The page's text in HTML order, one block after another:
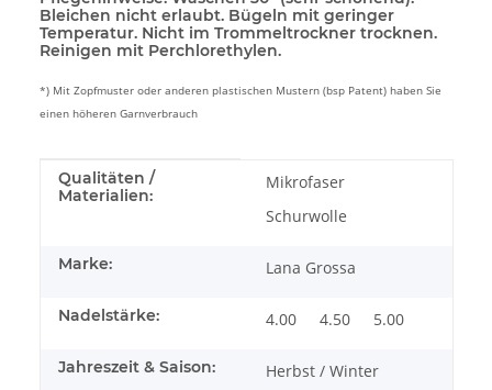
Bleichen nicht erlaubt. Bügeln mit geringer
Temperatur. Nicht im Trommeltrockner trocknen.
Reinigen mit Perchlorethylen.
*) Mit Zopfmuster oder anderen plastischen Mustern (bsp Patent) haben Sie
einen höheren Garnverbrauch
Produkteigenschaft
Wert
Qualitäten /
Materialien:
Mikrofaser
Schurwolle
Marke: Lana Grossa
Nadelstärke: 4.00 4.50 5.00
Jahreszeit & Saison: Herbst / Winter